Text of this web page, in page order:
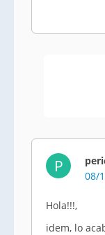
P
08/
Hola!!!,
idem, lo